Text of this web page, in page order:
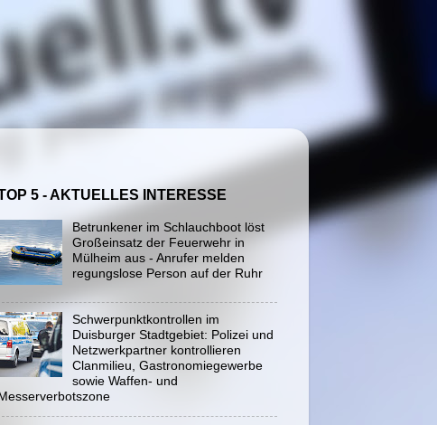
5 - AKTUELLES INTERESSE
Betrunkener im Schlauchboot löst
Großeinsatz der Feuerwehr in
Mülheim aus - Anrufer melden
regungslose Person auf der Ruhr
Schwerpunktkontrollen im
Duisburger Stadtgebiet: Polizei und
Netzwerkpartner kontrollieren
Clanmilieu, Gastronomiegewerbe
sowie Waffen- und